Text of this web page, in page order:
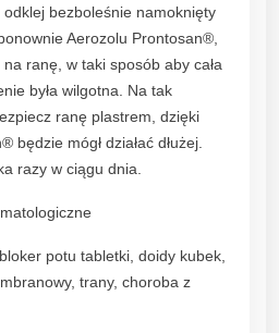
bezboleśnie namoknięty
Aerozolu Prontosan®,
ranę, w taki sposób aby cała
była wilgotna. Na tak
ranę plastrem, dzięki
będzie mógł działać dłużej.
razy w ciągu dnia.
potu tabletki, doidy kubek,
trany, choroba z